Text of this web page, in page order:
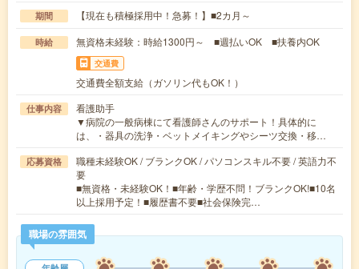
期間 【現在も積極採用中！急募！】■2カ月～
時給 無資格未経験：時給1300円～ ■週払いOK ■扶養内OK
交通費
交通費全額支給（ガソリン代もOK！）
仕事内容
看護助手
▼病院の一般病棟にて看護師さんのサポート！具体的に
は、・器具の洗浄・ベットメイキングやシーツ交換・移…
応募資格
職種未経験OK / ブランクOK / パソコンスキル不要 / 英語力不
要
■無資格・未経験OK！■年齢・学歴不問！ブランクOK!■10名
以上採用予定！■履歴書不要■社会保険完…
職場の雰囲気